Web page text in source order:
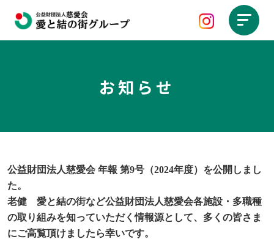
お知らせ
公益財団法人慈愛会 年報 第9号（2024年度）を公開しまし
た。
老健 愛と結の街など公益財団法人慈愛会各施設・多職種
の取り組みを知っていただく情報源として、多くの皆さま
にご高覧頂けましたら幸いです。